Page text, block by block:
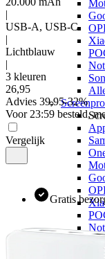
|
USB-A, USB-C
|
Lichtblauw
|
3 kleuren
26,95
Advies 39,95-32%
Voor 23:59 besteld,
Vergelijk
Gratis